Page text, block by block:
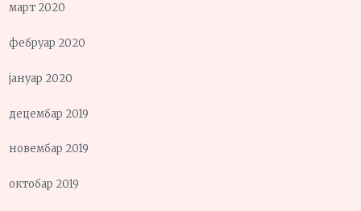
март 2020
фебруар 2020
јануар 2020
децембар 2019
новембар 2019
октобар 2019